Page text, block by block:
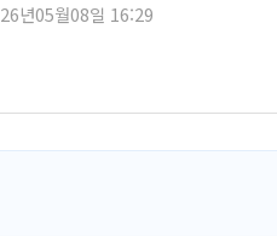
년05월08일 16:29